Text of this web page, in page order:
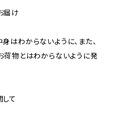
届け
はわからないように、また、
荷物とはわからないように発
て